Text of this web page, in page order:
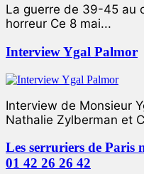
La guerre de 39-45 au
horreur Ce 8 mai...
Interview Ygal Palmor
Interview de Monsieur
Nathalie Zylberman et
Les serruriers de Paris
01 42 26 26 42